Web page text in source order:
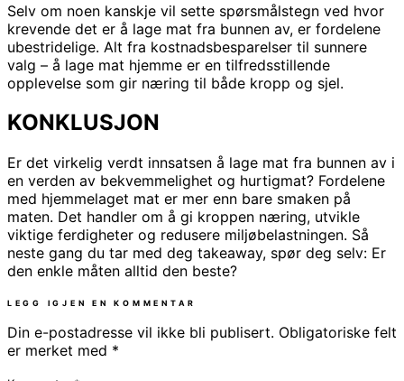
Selv om noen kanskje vil sette spørsmålstegn ved hvor
krevende det er å lage mat fra bunnen av, er fordelene
ubestridelige. Alt fra kostnadsbesparelser til sunnere
valg – å lage mat hjemme er en tilfredsstillende
opplevelse som gir næring til både kropp og sjel.
KONKLUSJON
Er det virkelig verdt innsatsen å lage mat fra bunnen av i
en verden av bekvemmelighet og hurtigmat? Fordelene
med hjemmelaget mat er mer enn bare smaken på
maten. Det handler om å gi kroppen næring, utvikle
viktige ferdigheter og redusere miljøbelastningen. Så
neste gang du tar med deg takeaway, spør deg selv: Er
den enkle måten alltid den beste?
LEGG IGJEN EN KOMMENTAR
Din e-postadresse vil ikke bli publisert. Obligatoriske felt
er merket med *